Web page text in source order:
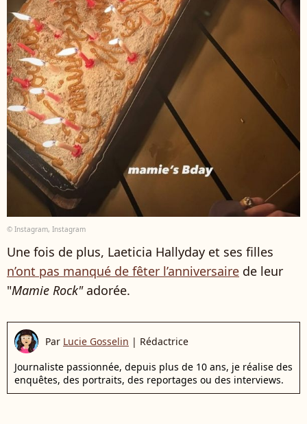
© Instagram, Instagram
Une fois de plus, Laeticia Hallyday et ses filles
n’ont pas manqué de fêter l’anniversaire de leur
"Mamie Rock"adorée.
Par Lucie Gosselin | Rédactrice
Journaliste passionnée, depuis plus de 10 ans, je réalise des
enquêtes, des portraits, des reportages ou des interviews.